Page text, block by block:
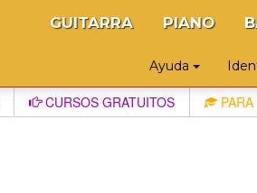
GUITARRA PIANO
Ayuda
CURSOS GRATUITOS PARA